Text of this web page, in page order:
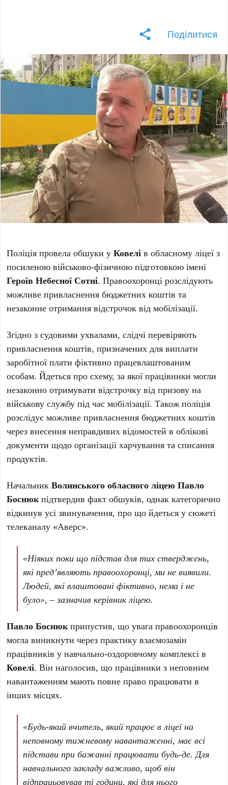
Поділитися
Поліція провела обшуки уКовелі в обласному ліцеї з
посиленою військово-фізичною підготовкою імені
Героїв Небесної Сотні. Правоохоронці розслідують
можливе привласнення бюджетних коштів та
незаконне отримання відстрочок від мобілізації.
Згідно з судовими ухвалами, слідчі перевіряють
привласнення коштів, призначених для виплати
заробітної плати фіктивно працевлаштованим
особам. Йдеться про схему, за якої працівники могли
незаконно отримувати відстрочку від призову на
військову службу під час мобілізації. Також поліція
розслідує можливе привласнення бюджетних коштів
через внесення неправдивих відомостей в облікові
документи щодо організації харчування та списання
продуктів.
НачальникВолинського обласного ліцею Павло
Боснюкпідтвердив факт обшуків, однак категорично
відкинув усі звинувачення, про що йдеться у сюжеті
телеканалу «Аверс».
«Ніяких поки що підстав для тих стверджень,
які пред’являють правоохоронці, ми не виявили.
Людей, які влаштовані фіктивно, нема і не
було», – зазначив керівник ліцею.
Павло Боснюкприпустив, що увага правоохоронців
могла виникнути через практику взаємозамін
працівників у навчально-оздоровчому комплексі в
Ковелі. Він наголосив, що працівники з неповним
навантаженням мають повне право працювати в
інших місцях.
«Будь-який вчитель, який працює в ліцеї на
неповному тижневому навантаженні, має всі
підстави при бажанні працювати будь-де. Для
навчального закладу важливо, щоб він
відпрацьовував ті години, які для нього